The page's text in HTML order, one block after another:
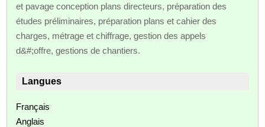
et pavage conception plans directeurs, préparation des
études préliminaires, préparation plans et cahier des
charges, métrage et chiffrage, gestion des appels
d&#;offre, gestions de chantiers.
Langues
Français
Anglais